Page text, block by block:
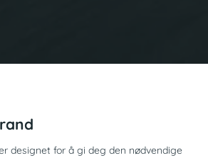
designet for å gi deg den nødvendige